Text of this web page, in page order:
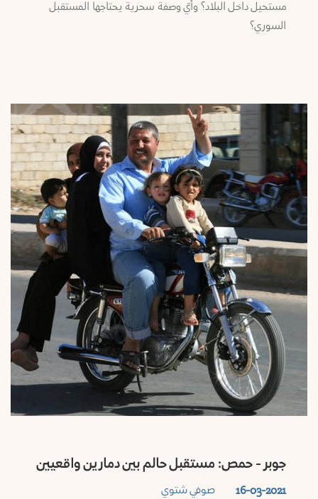
مستحيل داخل البلاد؟ وأيّ وصفة سحرية يحتاجها المستقبل
السوري؟
جوبر - حمص: مستقبل حالم بين دمارين واقعيين
صوفي شتوي 16-03-2021